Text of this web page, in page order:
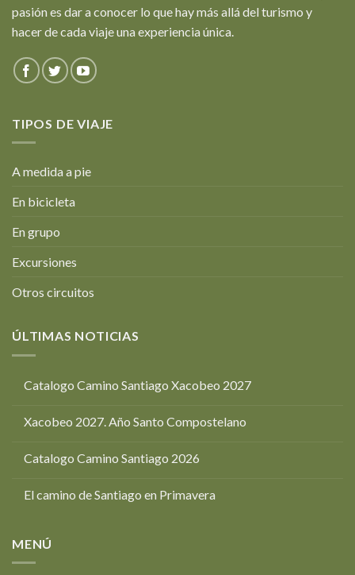
pasión es dar a conocer lo que hay más allá del turismo y
hacer de cada viaje una experiencia única.
TIPOS DE VIAJE
A medida a pie
En bicicleta
En grupo
Excursiones
Otros circuitos
ÚLTIMAS NOTICIAS
Catalogo Camino Santiago Xacobeo 2027
Xacobeo 2027. Año Santo Compostelano
Catalogo Camino Santiago 2026
El camino de Santiago en Primavera
MENÚ